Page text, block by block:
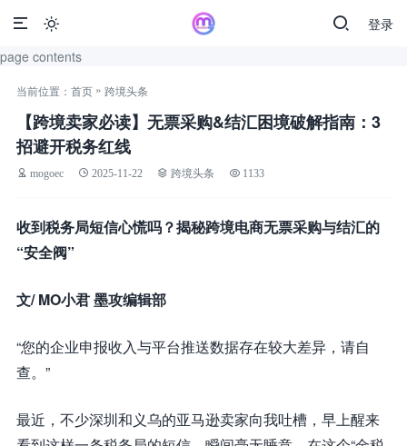
page contents
登录

当前位置： 首页 » 跨境头条
【跨境卖家必读】无票采购&结汇困境破解指南：3
招避开税务红线
mogoec 2025-11-22 跨境头条 1133
收到税务局短信心慌吗？揭秘跨境电商无票采购与结汇的
“安全阀”
文/ MO小君 墨攻编辑部
“您的企业申报收入与平台推送数据存在较大差异，请自
查。”
最近，不少深圳和义乌的亚马逊卖家向我吐槽，早上醒来